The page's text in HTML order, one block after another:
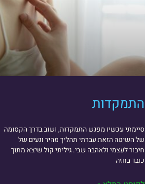
התמקדות
סיימתי עכשיו מפגש התמקדות, ושוב בדרך הקסומה
של השיטה הזאת עברתי תהליך מהיר ונעים של
חיבור לעצמי ולאהבה שבי. גיליתי קול שיצא מתוך
כובד בחזה